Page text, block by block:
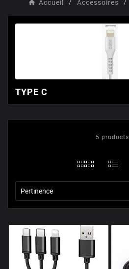
Accueil Accessoires
TYPE C
5 products
Pertinence